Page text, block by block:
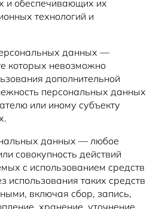
и обеспечивающих их
технологий и
данных —
которых невозможно
дополнительной
персональных данных
или иному субъекту
данных — любое
совокупность действий
с использованием средств
использования таких средств
включая сбор, запись,
хранение, уточнение